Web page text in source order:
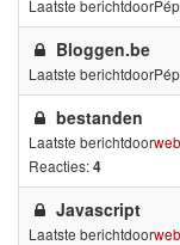
Laatste berichtdoor
Bloggen.be
Laatste berichtdoor
bestanden
Laatste berichtdoor
Reacties:4
Javascript
Laatste berichtdoor